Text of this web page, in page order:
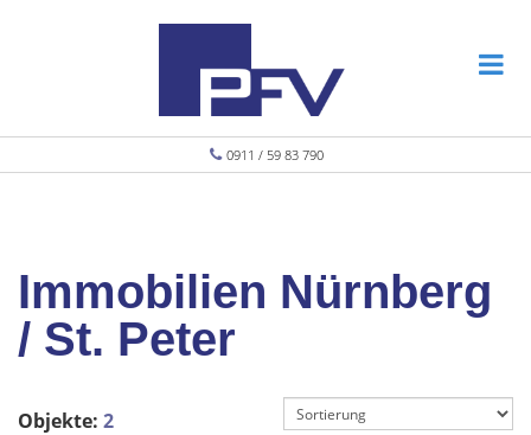
0911 / 59 83 790
Immobilien Nürnberg
/ St. Peter
Objekte: 2